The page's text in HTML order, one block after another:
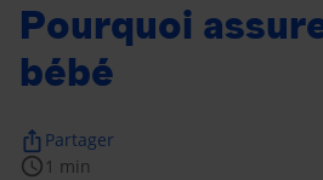
Pourquoi
bébé
schedule 1 min
ios_share Partager